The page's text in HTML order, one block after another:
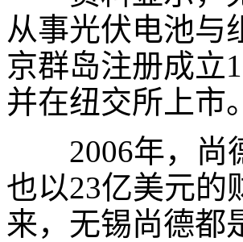
从事光伏电池与
京群岛注册成立
并在纽交所上市。
2006年，尚
也以23亿美元的
来，无锡尚德都